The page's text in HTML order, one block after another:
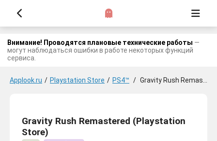
Внимание! Проводятся плановые технические работы —
могут наблюдаться ошибки в работе некоторых функций
сервиса.
Applook.ru / Playstation Store / PS4™ / Gravity Rush Remastered
Gravity Rush Remastered (Playstation
Store)